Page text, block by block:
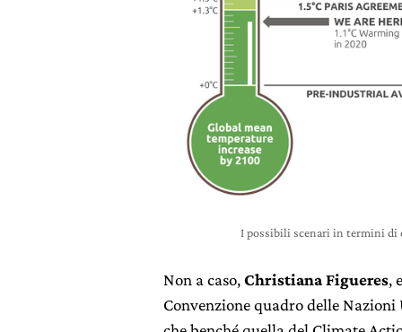
I possibili scenari in termini di
Non a caso,Christiana Figueres,
Convenzione quadro delle